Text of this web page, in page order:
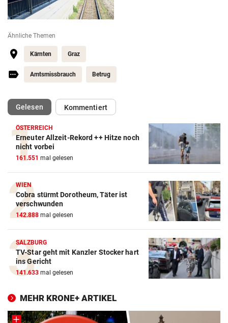
Ähnliche Themen
Kärnten Graz
Amtsmissbrauch Betrug
Gelesen(ausgewählt)Kommentiert
ÖSTERREICH
Erneuter Allzeit-Rekord ++ Hitze noch
nicht vorbei
161.551 mal gelesen
WIEN
Cobra stürmt Dorotheum, Täter ist
verschwunden
142.888 mal gelesen
SALZBURG
TV-Star geht mit Kanzler Stocker hart
ins Gericht
141.633 mal gelesen
MEHR KRONE+ ARTIKEL